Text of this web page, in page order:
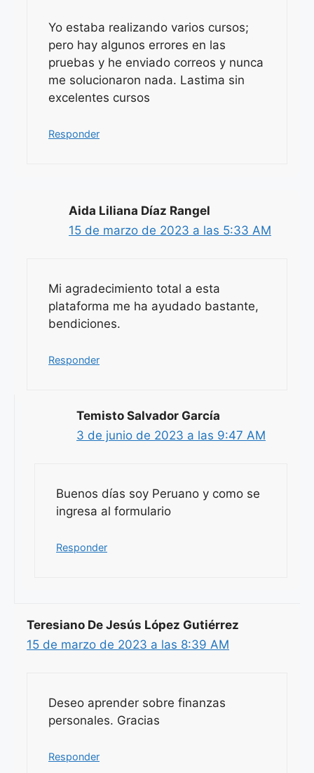
Yo estaba realizando varios cursos;
pero hay algunos errores en las
pruebas y he enviado correos y nunca
me solucionaron nada. Lastima sin
excelentes cursos
Responder
Aida Liliana Díaz Rangel
15 de marzo de 2023 a las 5:33 AM
Mi agradecimiento total a esta
plataforma me ha ayudado bastante,
bendiciones.
Responder
Temisto Salvador García
3 de junio de 2023 a las 9:47 AM
Buenos días soy Peruano y como se
ingresa al formulario
Responder
Teresiano De Jesús López Gutiérrez
15 de marzo de 2023 a las 8:39 AM
Deseo aprender sobre finanzas
personales. Gracias
Responder